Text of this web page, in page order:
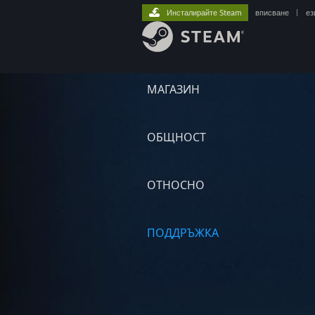
МАГАЗИН
ОБЩНОСТ
ОТНОСНО
ПОДДРЪЖКА
Инсталирайте Steam вписване